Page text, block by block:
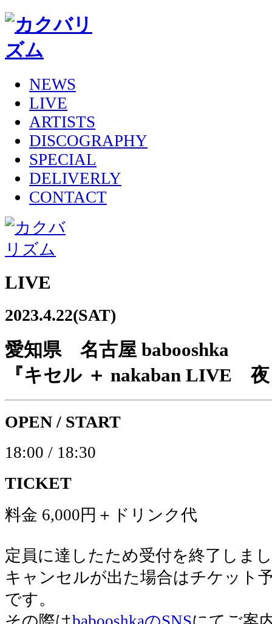
NEWS
LIVE
ARTISTS
DISCOGRAPHY
SPECIAL
DELIVERLY
CONTACT
LIVE
2023.4.22(SAT)
愛知県 名古屋 babooshka
『キセル ＋ nakaban LIVE
OPEN / START
18:00 / 18:30
TICKET
料金 6,000円＋ドリンク代
定員に達したため受付を終了しま
キャンセルが出た場合はチケット
です。